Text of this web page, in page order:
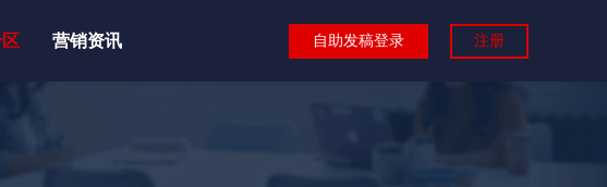
营销资讯 自助发稿登录 注册